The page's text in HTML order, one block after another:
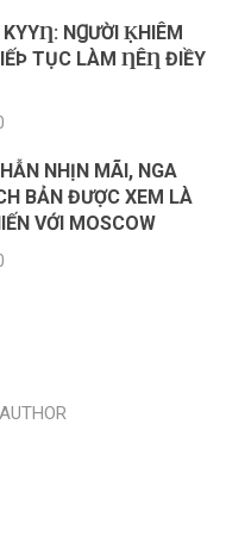
NꞬƯỜI ḲHIÊM
ТỤC LÀM ȠÊȠ ĐIỀΥ
NHỊN MÃI, NGA
BẢN ĐƯỢC XEM LÀ
VỚI MOSCOW